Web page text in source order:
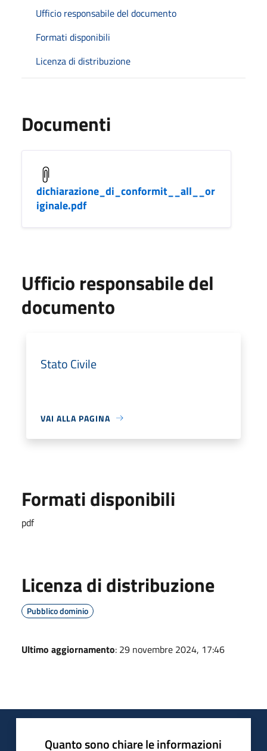
Ufficio responsabile del documento
Formati disponibili
Licenza di distribuzione
Documenti
dichiarazione_di_conformit__all__or
iginale.pdf
Ufficio responsabile del
documento
Stato Civile
VAI ALLA PAGINA
Formati disponibili
pdf
Licenza di distribuzione
Pubblico dominio
Ultimo aggiornamento: 29 novembre 2024, 17:46
Quanto sono chiare le informazioni